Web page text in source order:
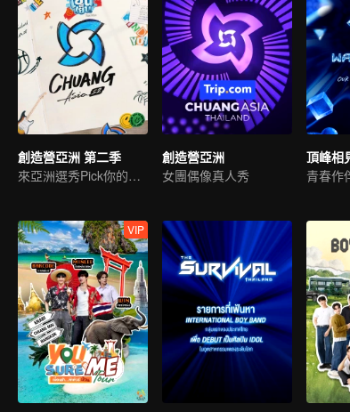
創造營亞洲 第二季
來亞洲選秀Pick你的偶像
創造營亞洲
女團偶像真人秀
頂峰相
青春作
VIP